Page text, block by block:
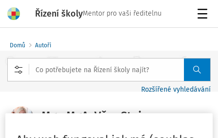
Řízení školyMentor pro vaši ředitelnu
Domů Autoři
Rozšířené vyhledávání
Mgr. MgA. Věra Stojar